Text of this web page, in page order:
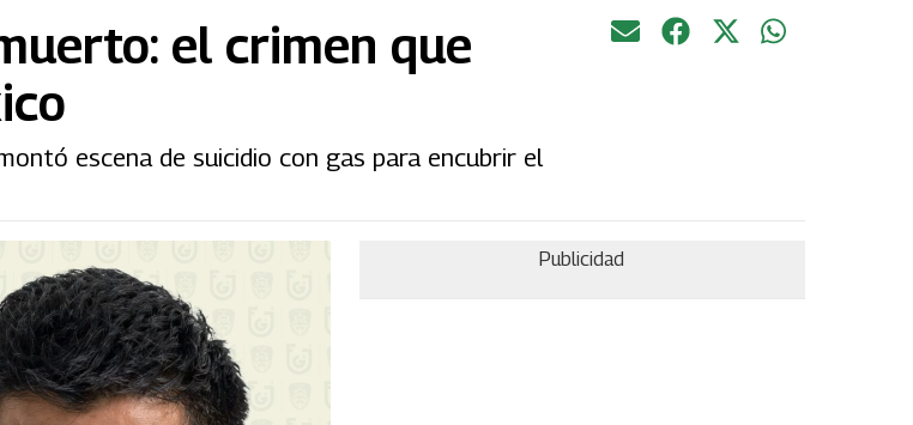
el crimen que
escena de suicidio con gas para encubrir el
Publicidad